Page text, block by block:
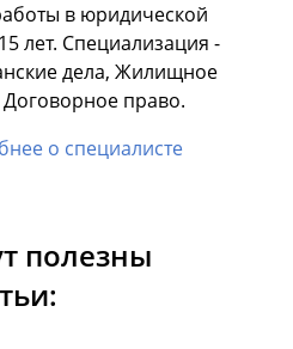
в юридической
лет. Специализация -
дела, Жилищное
право.
о специалисте
полезны